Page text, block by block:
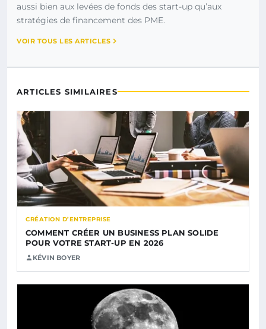
aussi bien aux levées de fonds des start-up qu’aux
stratégies de financement des PME.
VOIR TOUS LES ARTICLES
ARTICLES SIMILAIRES
CRÉATION D’ENTREPRISE
COMMENT CRÉER UN BUSINESS PLAN SOLIDE
POUR VOTRE START-UP EN 2026
KÉVIN BOYER